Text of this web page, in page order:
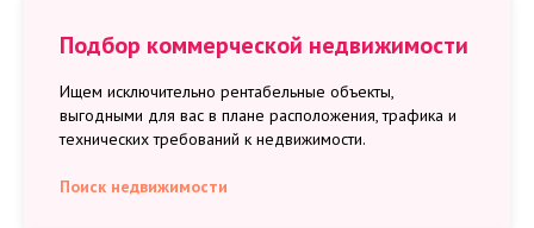
Подбор коммерческой недвижимости
Ищем исключительно рентабельные объекты,
выгодными для вас в плане расположения, трафика и
технических требований к недвижимости.
Поиск недвижимости